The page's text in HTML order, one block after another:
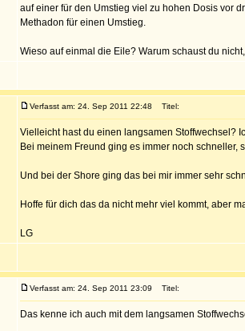
auf einer für den Umstieg viel zu hohen Dosis vor
Methadon für einen Umstieg.
Wieso auf einmal die Eile? Warum schaust du
Verfasst am: 24. Sep 2011 22:48 Titel:
Vielleicht hast du einen langsamen Stoffwechsel?
Bei meinem Freund ging es immer noch schneller,
Und bei der Shore ging das bei mir immer sehr
Hoffe für dich das da nicht mehr viel kommt, aber
LG
Verfasst am: 24. Sep 2011 23:09 Titel:
Das kenne ich auch mit dem langsamen